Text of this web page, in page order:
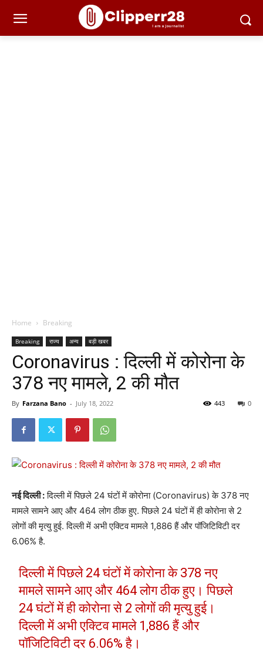
Home Breaking
Breaking राज्य अन्य बड़ी खबर
Coronavirus : दिल्ली में कोरोना के
378 नए मामले, 2 की मौत
By Farzana Bano - July 18, 2022 0
443
नई दिल्ली :दिल्ली में पिछले 24 घंटों में कोरोना (Coronavirus) के 378 नए
मामले सामने आए और 464 लोग ठीक हुए. पिछले 24 घंटों में ही कोरोना से 2
लोगों की मृत्यु हुई. दिल्ली में अभी एक्टिव मामले 1,886 हैं और पॉजिटिविटी दर
6.06% है.
दिल्ली में पिछले 24 घंटों में कोरोना के 378 नए
मामले सामने आए और 464 लोग ठीक हुए। पिछले
24 घंटों में ही कोरोना से 2 लोगों की मृत्यु हुई।
दिल्ली में अभी एक्टिव मामले 1,886 हैं और
पॉजिटिविटी दर 6.06% है।